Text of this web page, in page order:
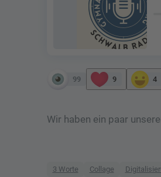
99 9 4
Wir haben ein paar
3 Worte Collage